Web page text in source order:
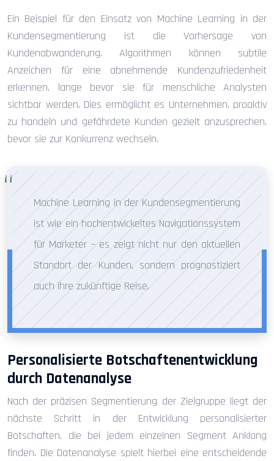
Ein Beispiel für den Einsatz von Machine Learning in der
Kundensegmentierung ist die Vorhersage von
Kundenabwanderung. Algorithmen können subtile
Anzeichen für eine abnehmende Kundenzufriedenheit
erkennen, lange bevor sie für menschliche Analysten
sichtbar werden. Dies ermöglicht es Unternehmen, proaktiv
zu handeln und gefährdete Kunden gezielt anzusprechen,
bevor sie zur Konkurrenz wechseln.
Machine Learning in der Kundensegmentierung
ist wie ein hochentwickeltes Navigationssystem
für Marketer – es zeigt nicht nur den aktuellen
Standort der Kunden, sondern prognostiziert
auch ihre zukünftige Reise.
Personalisierte Botschaftenentwicklung
durch Datenanalyse
Nach der präzisen Segmentierung der Zielgruppe liegt der
nächste Schritt in der Entwicklung personalisierter
Botschaften, die bei jedem einzelnen Segment Anklang
finden. Die Datenanalyse spielt hierbei eine entscheidende